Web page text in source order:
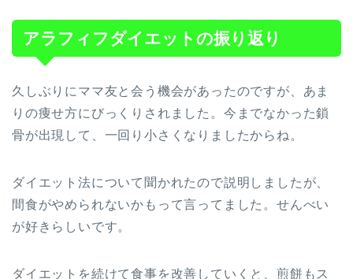
アラフィフダイエットの振り返り
久しぶりにママ友と会う機会があったのですが、あま
りの痩せ方にびっくりされました。今までなかった鎖
骨が出現して、一回り小さくなりましたからね。
ダイエット法について聞かれたので説明しましたが、
間食がやめられないかもって言ってました。せんべい
が好きらしいです。
ダイエットを続けて食事を改善していくと、煎餅もス